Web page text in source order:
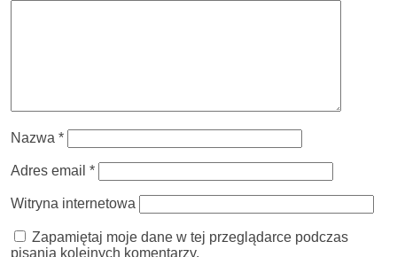
Nazwa *
Adres email *
Witryna internetowa
Zapamiętaj moje dane w tej przeglądarce podczas
pisania kolejnych komentarzy.